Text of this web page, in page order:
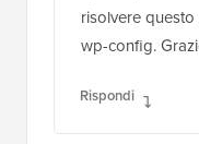
risolvere
wp-config.
Rispondi